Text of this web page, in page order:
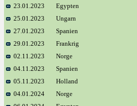
23.01.2023
Egypten
25.01.2023
Ungarn
27.01.2023
Spanien
29.01.2023
Frankrig
02.11.2023
Norge
04.11.2023
Spanien
05.11.2023
Holland
04.01.2024
Norge